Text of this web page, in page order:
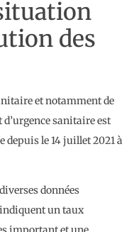
des
et notamment de
sanitaire est
depuis le 14 juillet 2021 à
données
un taux